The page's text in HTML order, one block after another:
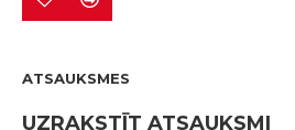
ATSAUKSMES
UZRAKSTĪT ATSAUKSMI